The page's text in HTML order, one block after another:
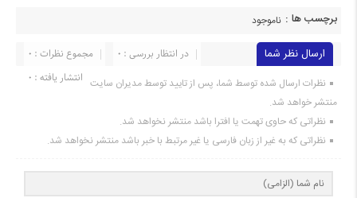
برچسب ها : ناموجود
ارسال نظر شما مجموع نظرات : 0
در انتظار بررسی : 0
انتشار یافته : 0 نظرات ارسال شده توسط شما، پس از تایید توسط مدیران سایت
منتشر خواهد شد.
نظراتی که حاوی تهمت یا افترا باشد منتشر نخواهد شد.
نظراتی که به غیر از زبان فارسی یا غیر مرتبط با خبر باشد منتشر نخواهد شد.